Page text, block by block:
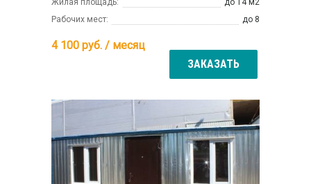
Рабочих мест:
до 8
4 100 руб. / месяц
ЗАКАЗАТЬ